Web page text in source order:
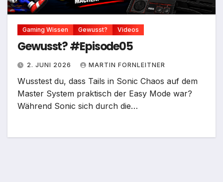
Gaming Wissen Gewusst? Videos
Gewusst? #Episode05
2. JUNI 2026 MARTIN FORNLEITNER
Wusstest du, dass Tails in Sonic Chaos auf dem
Master System praktisch der Easy Mode war?
Während Sonic sich durch die…